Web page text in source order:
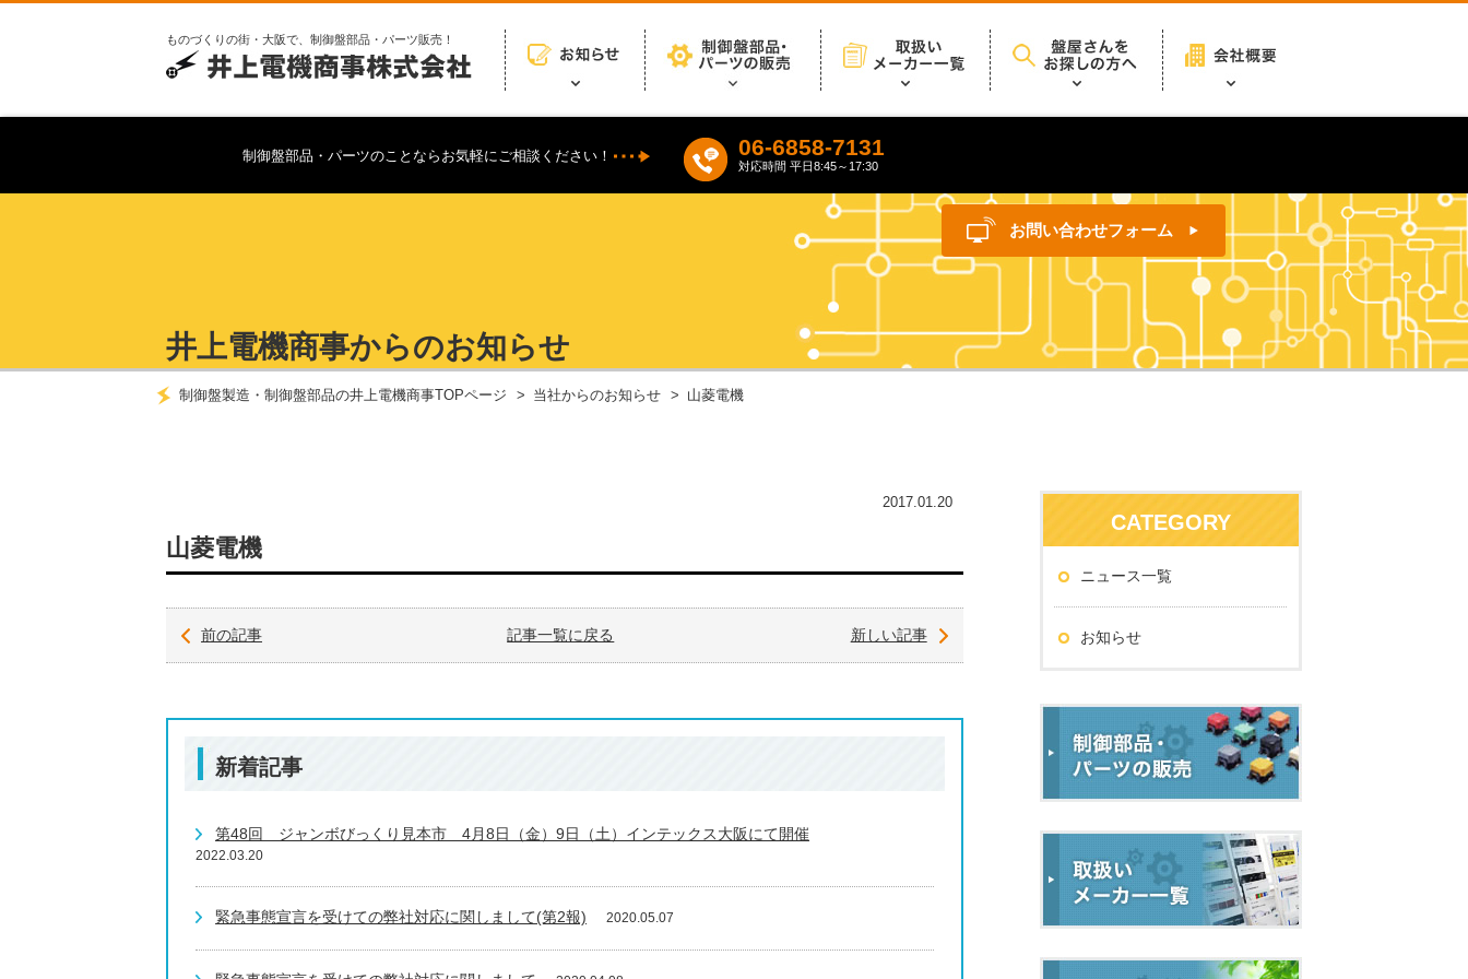
ものづくりの街・大阪で、制御盤部品・パーツ販売！
制御盤部品・パーツのことならお気軽にご相談ください！ 06-6858-7131
対応時間 平日8:45～17:30
お問い合わせフォーム
井上電機商事からのお知らせ
制御盤製造・制御盤部品の井上電機商事TOPページ 当社からのお知らせ 山菱電機
2017.01.20
山菱電機
前の記事 記事一覧に戻る 新しい記事
新着記事
第48回 ジャンボびっくり見本市 4月8日（金）9日（土）インテックス大阪にて開催
2022.03.20
緊急事態宣言を受けての弊社対応に関しまして(第2報) 2020.05.07
CATEGORY
ニュース一覧
お知らせ